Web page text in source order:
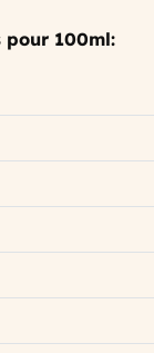
100ml: